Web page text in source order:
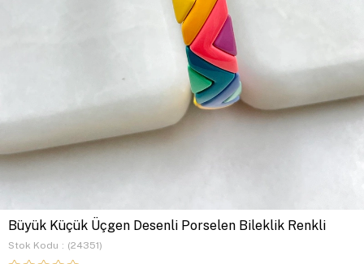
Büyük Küçük Üçgen Desenli Porselen Bileklik Renkli
Stok Kodu (24351)